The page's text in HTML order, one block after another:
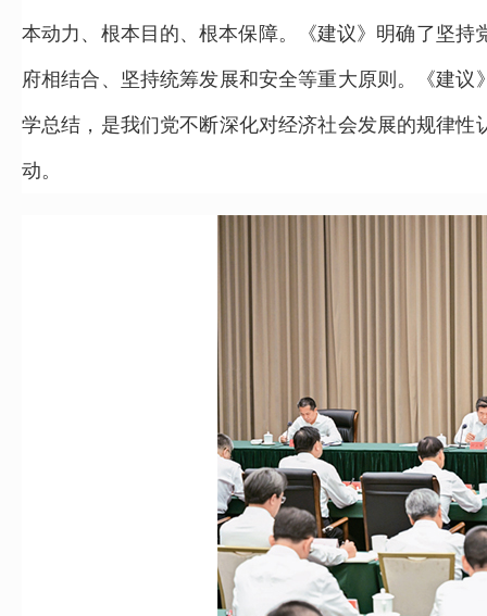
本动力、根本目的、根本保障。《建议》明确了坚
府相结合、坚持统筹发展和安全等重大原则。《建
学总结，是我们党不断深化对经济社会发展的规律
动。